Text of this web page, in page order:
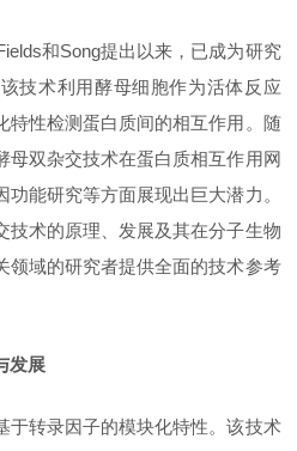
和Song提出以来，已成为研究
技术利用酵母细胞作为活体反应
特性检测蛋白质间的相互作用。随
母双杂交技术在蛋白质相互作用网
能研究等方面展现出巨大潜力。
技术的原理、发展及其在分子生物
领域的研究者提供全面的技术参考
发展
于转录因子的模块化特性。该技术